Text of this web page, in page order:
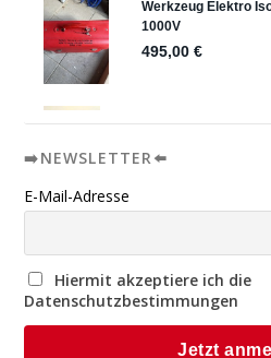
➡️NEWSLETTER⬅️
E-Mail-Adresse
Hiermit akzeptiere ich die
Datenschutzbestimmungen